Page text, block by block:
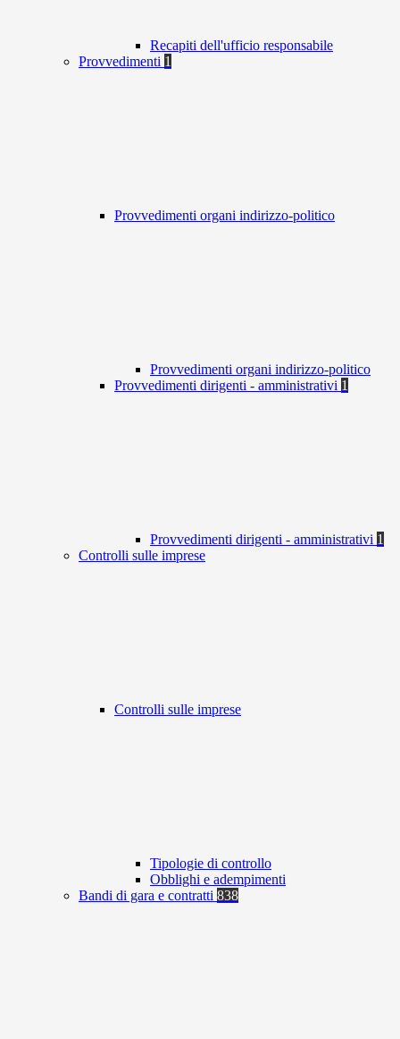
Recapiti dell'ufficio responsabile
Provvedimenti 1
Provvedimenti organi indirizzo-politico
Provvedimenti organi indirizzo-politico
Provvedimenti dirigenti - amministrativi 1
Provvedimenti dirigenti - amministrativi 1
Controlli sulle imprese
Controlli sulle imprese
Tipologie di controllo
Obblighi e adempimenti
Bandi di gara e contratti 838